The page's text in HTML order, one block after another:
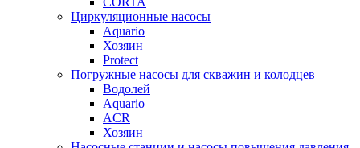
Циркуляционные насосы
Aquario
Хозяин
Protect
Погружные насосы для скважин и колодцев
Водолей
Aquario
ACR
Хозяин